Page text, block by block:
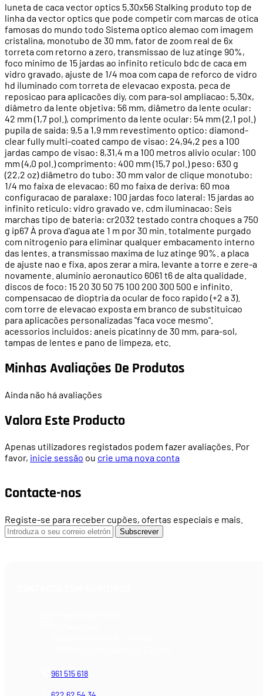
luneta de caca vector optics 5.30x56 Stalking produto top de
linha da vector optics que pode competir com marcas de otica
famosas do mundo todo Sistema optico alemao com imagem
cristalina, monotubo de 30 mm, fator de zoom real de 6x
torreta com retorno a zero, transmissao de luz atinge 90%,
foco minimo de 15 jardas ao infinito reticulo bdc de caca em
vidro gravado, ajuste de 1/4 moa com capa de reforco de vidro
hd iluminado com torreta de elevacao exposta, peca de
reposicao para aplicacões diy, com para-sol ampliacao: 5,30x,
diâmetro da lente objetiva: 56 mm, diâmetro da lente ocular:
42 mm (1,7 pol.), comprimento da lente ocular: 54 mm (2,1 pol.)
pupila de saida: 9,5 a 1,9 mm revestimento optico: diamond-
clear fully multi-coated campo de visao: 24,94,2 pes a 100
jardas campo de visao: 8,31,4 m a 100 metros alivio ocular: 100
mm (4,0 pol.) comprimento: 400 mm (15,7 pol.) peso: 630 g
(22,2 oz) diâmetro do tubo: 30 mm valor de clique monotubo:
1/4 mo faixa de elevacao: 60 mo faixa de deriva: 60 moa
configuracao de paralaxe: 100 jardas foco lateral: 15 jardas ao
infinito reticulo: vidro gravado ve, cdm iluminacao: Seis
marchas tipo de bateria: cr2032 testado contra choques a 750
g ip67 À prova d'agua ate 1 m por 30 min. totalmente purgado
com nitrogenio para eliminar qualquer embacamento interno
das lentes. a transmissao maxima de luz atinge 90%. a placa
de ajuste nao e fixa. apos zerar a mira, levante a torre e zere-a
novamente. aluminio aeronautico 6061 t6 de alta qualidade.
discos de foco: 15 20 30 50 75 100 200 300 500 e infinito.
compensacao de dioptria da ocular de foco rapido (+2 a 3).
com torre de elevacao exposta em branco de substituicao
para aplicacões personalizadas "faca voce mesmo".
acessorios incluidos: aneis picatinny de 30 mm, para-sol,
tampas de lentes e pano de limpeza, etc.
Minhas Avaliações De Produtos
Ainda não há avaliações
Valora Este Producto
Apenas utilizadores registados podem fazer avaliações. Por
favor, inicie sessão ou crie uma nova conta
Contacte-nos
Registe-se para receber cupões, ofertas especiais e mais.
Subscrever
961 515 618